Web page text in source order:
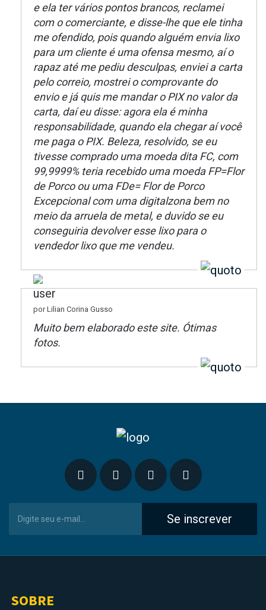
e ela ter vários pontos brancos, reclamei
com o comerciante, e disse-lhe que ele tinha
me ofendido, pois quando alguém envia lixo
para um cliente é uma ofensa mesmo, aí o
rapaz até me pediu desculpas, enviei a carta
pelo correio, mostrei o comprovante do
envio e já quis me mandar o PIX no valor da
carta, daí eu disse: agora ela é minha
responsabilidade, quando ela chegar aí você
me paga o PIX. Beleza, resolvido, se eu
tivesse comprado uma moeda dita FC, com
99,9999% teria recebido uma moeda FP=Flor
de Porco ou uma FDe= Flor de Porco
Excepcional com uma digitalzona bem no
meio da arruela de metal, e duvido se eu
conseguiria devolver esse lixo para o
vendedor lixo que me vendeu.
por Lilian Corina Gusso
Muito bem elaborado este site. Ótimas
fotos.
Se inscrever
SOBRE